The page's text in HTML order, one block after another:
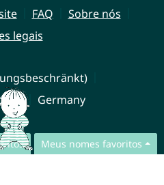
Meus nomes favoritos
FAQ
Sobre nós
legais
Germany